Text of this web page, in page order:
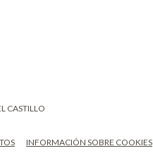
CASTILLO
INFORMACIÓN SOBRE COOKIES